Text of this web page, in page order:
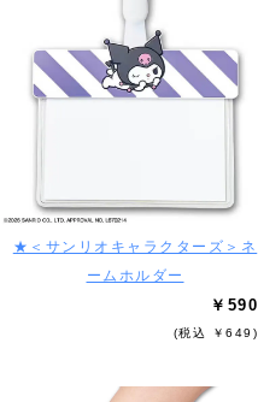
★＜サンリオキャラクターズ＞ネ
ームホルダー
￥590
(税込 ￥649)